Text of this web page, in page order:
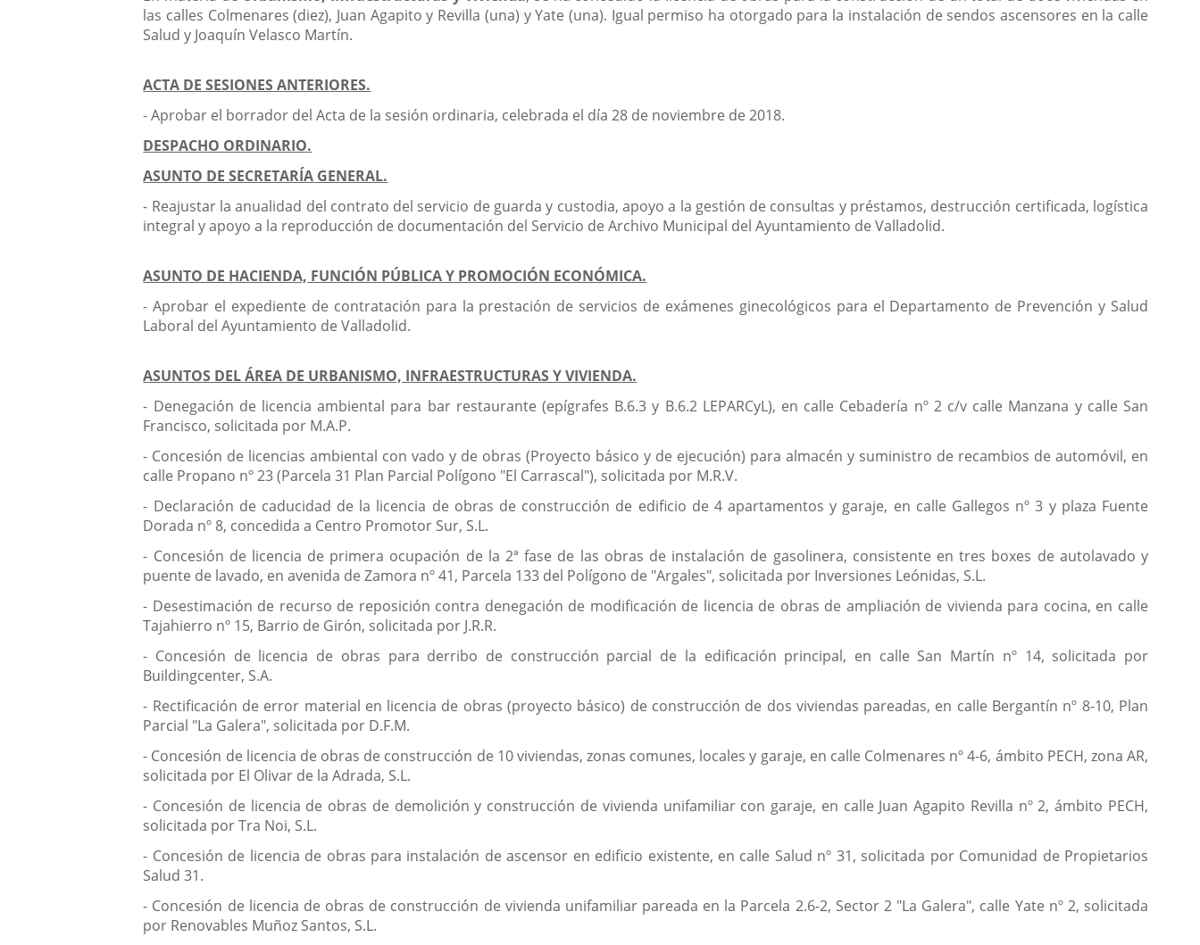
las calles Colmenares (diez), Juan Agapito y Revilla (una) y Yate (una). Igual permiso ha otorgado para la instalación de sendos ascensores en la calle
Salud y Joaquín Velasco Martín.
ACTA DE SESIONES ANTERIORES.
- Aprobar el borrador del Acta de la sesión ordinaria, celebrada el día 28 de noviembre de 2018.
DESPACHO ORDINARIO.
ASUNTO DE SECRETARÍA GENERAL.
- Reajustar la anualidad del contrato del servicio de guarda y custodia, apoyo a la gestión de consultas y préstamos, destrucción certificada, logística
integral y apoyo a la reproducción de documentación del Servicio de Archivo Municipal del Ayuntamiento de Valladolid.
ASUNTO DE HACIENDA, FUNCIÓN PÚBLICA Y PROMOCIÓN ECONÓMICA.
- Aprobar el expediente de contratación para la prestación de servicios de exámenes ginecológicos para el Departamento de Prevención y Salud
Laboral del Ayuntamiento de Valladolid.
ASUNTOS DEL ÁREA DE URBANISMO, INFRAESTRUCTURAS Y VIVIENDA.
- Denegación de licencia ambiental para bar restaurante (epígrafes B.6.3 y B.6.2 LEPARCyL), en calle Cebadería nº 2 c/v calle Manzana y calle San
Francisco, solicitada por M.A.P.
- Concesión de licencias ambiental con vado y de obras (Proyecto básico y de ejecución) para almacén y suministro de recambios de automóvil, en
calle Propano nº 23 (Parcela 31 Plan Parcial Polígono "El Carrascal"), solicitada por M.R.V.
- Declaración de caducidad de la licencia de obras de construcción de edificio de 4 apartamentos y garaje, en calle Gallegos nº 3 y plaza Fuente
Dorada nº 8, concedida a Centro Promotor Sur, S.L.
- Concesión de licencia de primera ocupación de la 2ª fase de las obras de instalación de gasolinera, consistente en tres boxes de autolavado y
puente de lavado, en avenida de Zamora nº 41, Parcela 133 del Polígono de "Argales", solicitada por Inversiones Leónidas, S.L.
- Desestimación de recurso de reposición contra denegación de modificación de licencia de obras de ampliación de vivienda para cocina, en calle
Tajahierro nº 15, Barrio de Girón, solicitada por J.R.R.
- Concesión de licencia de obras para derribo de construcción parcial de la edificación principal, en calle San Martín nº 14, solicitada por
Buildingcenter, S.A.
- Rectificación de error material en licencia de obras (proyecto básico) de construcción de dos viviendas pareadas, en calle Bergantín nº 8-10, Plan
Parcial "La Galera", solicitada por D.F.M.
- Concesión de licencia de obras de construcción de 10 viviendas, zonas comunes, locales y garaje, en calle Colmenares nº 4-6, ámbito PECH, zona AR,
solicitada por El Olivar de la Adrada, S.L.
- Concesión de licencia de obras de demolición y construcción de vivienda unifamiliar con garaje, en calle Juan Agapito Revilla nº 2, ámbito PECH,
solicitada por Tra Noi, S.L.
- Concesión de licencia de obras para instalación de ascensor en edificio existente, en calle Salud nº 31, solicitada por Comunidad de Propietarios
Salud 31.
- Concesión de licencia de obras de construcción de vivienda unifamiliar pareada en la Parcela 2.6-2, Sector 2 "La Galera", calle Yate nº 2, solicitada
por Renovables Muñoz Santos, S.L.